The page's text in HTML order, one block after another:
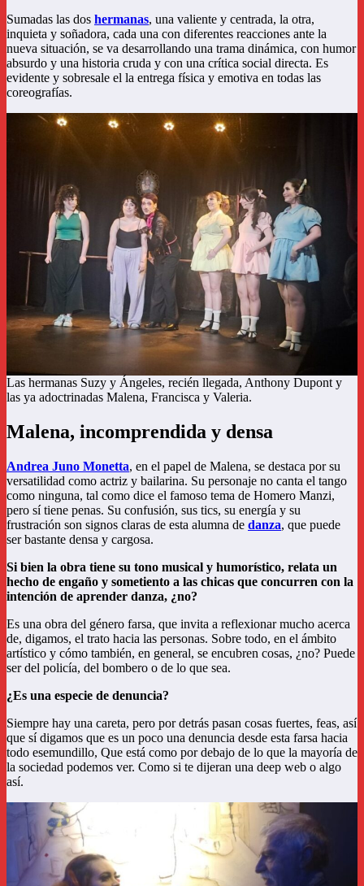
Sumadas las dos hermanas, una valiente y centrada, la otra,
inquieta y soñadora, cada una con diferentes reacciones ante la
nueva situación, se va desarrollando una trama dinámica, con humor
absurdo y una historia cruda y con una crítica social directa. Es
evidente y sobresale el la entrega física y emotiva en todas las
coreografías.
Las hermanas Suzy y Ángeles, recién llegada, Anthony Dupont y
las ya adoctrinadas Malena, Francisca y Valeria.
Malena, incomprendida y densa
Andrea Juno Monetta, en el papel de Malena, se destaca por su
versatilidad como actriz y bailarina. Su personaje no canta el tango
como ninguna, tal como dice el famoso tema de Homero Manzi,
pero sí tiene penas. Su confusión, sus tics, su energía y su
frustración son signos claras de esta alumna de danza, que puede
ser bastante densa y cargosa.
Si bien la obra tiene su tono musical y humorístico, relata un
hecho de engaño y sometiento a las chicas que concurren con la
intención de aprender danza, ¿no?
Es una obra del género farsa, que invita a reflexionar mucho acerca
de, digamos, el trato hacia las personas. Sobre todo, en el ámbito
artístico y cómo también, en general, se encubren cosas, ¿no? Puede
ser del policía, del bombero o de lo que sea.
¿Es una especie de denuncia?
Siempre hay una careta, pero por detrás pasan cosas fuertes, feas, así
que sí digamos que es un poco una denuncia desde esta farsa hacia
todo esemundillo, Que está como por debajo de lo que la mayoría de
la sociedad podemos ver. Como si te dijeran una deep web o algo
así.